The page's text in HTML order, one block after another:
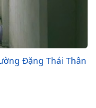
Đặng Thái Thân